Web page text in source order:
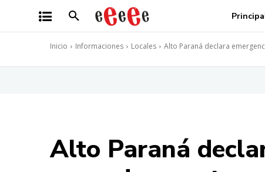
Inicio Informaciones Locales Alto Paraná declara
Alto Paraná